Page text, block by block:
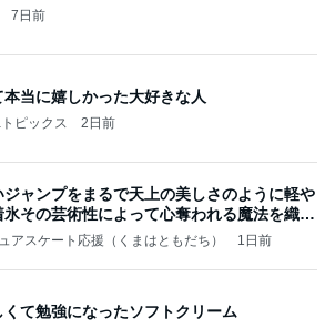
7日前
本当に嬉しかった大好きな人
ピックス 2日前
ジャンプをまるで天上の美しさのように軽や
氷その芸術性によって心奪われる魔法を織り
アスケート応援（くまはともだち） 1日前
くて勉強になったソフトクリーム